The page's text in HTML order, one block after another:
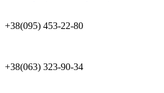
+38(095) 453-22-80
+38(063) 323-90-34